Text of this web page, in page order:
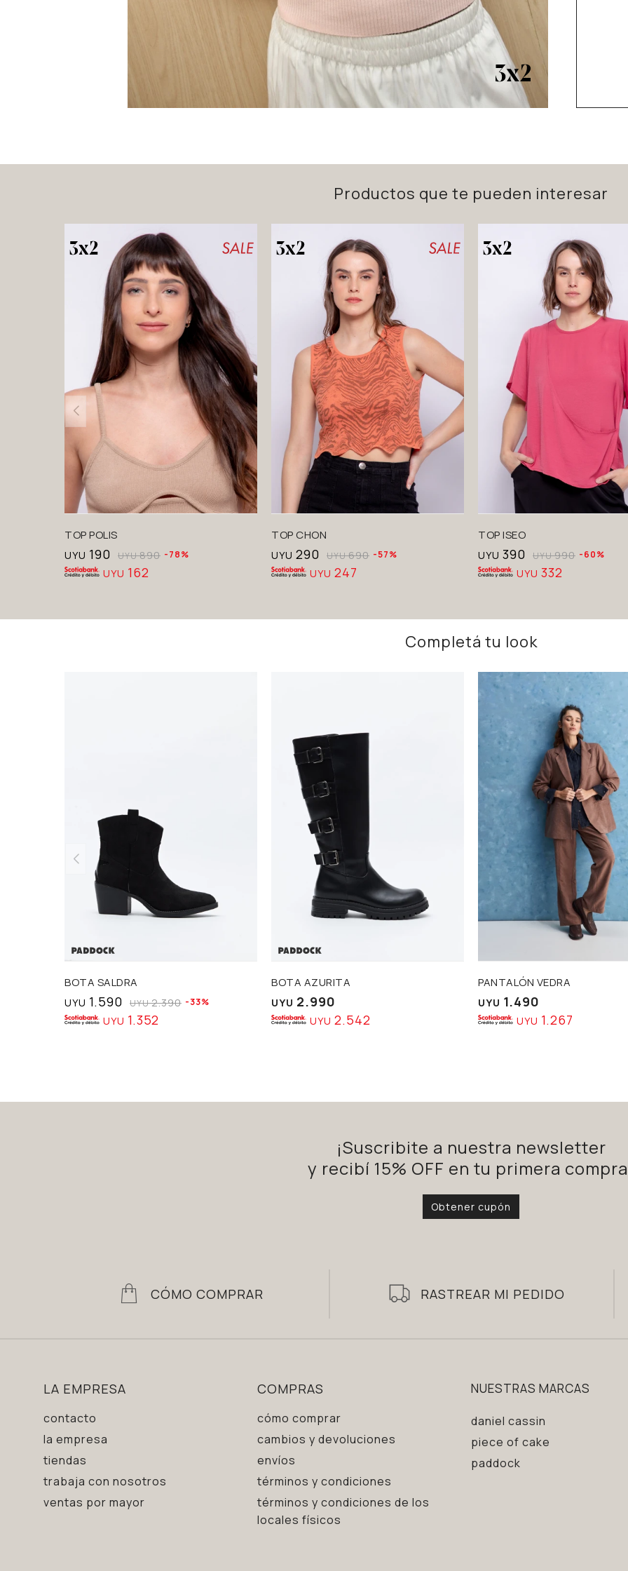
Productos que te pueden interesar
TOP POLIS
UYU 190 UYU 890 78
UYU 162
TOP CHON
UYU 290 UYU 690 57
UYU 247
TOP ISEO
UYU 390 UYU 990 60
UYU 332
Completá tu look
BOTA SALDRA
UYU 1.590 UYU 2.390 33
UYU 1.352
BOTA AZURITA
UYU 2.990
UYU 2.542
PANTALÓN VEDRA
UYU 1.490
UYU 1.267
¡Suscribite a nuestra newsletter
y recibí 15% OFF en tu primera
Obtener cupón
CÓMO COMPRAR RASTREAR MI PEDIDO
LA EMPRESA
contacto
la empresa
tiendas
trabaja con nosotros
ventas por mayor
COMPRAS
cómo comprar
cambios y devoluciones
envíos
términos y condiciones
términos y condiciones de los
locales físicos
NUESTRAS MARCAS
daniel cassin
piece of cake
paddock